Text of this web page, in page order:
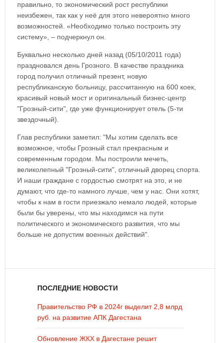
правильно, то экономический рост республики
неизбежен, так как у неё для этого невероятно много
возможностей. «Необходимо только построить эту
систему», – подчеркнул он.
Буквально несколько дней назад (05/10/2011 года)
праздновался день Грозного. В качестве праздника
город получил отличный презент, новую
республиканскую больницу, рассчитанную на 600 коек,
красивый новый мост и оригинальный бизнес-центр
"Грозный-сити", где уже функционирует отель (5-ти
звездочный).
Глав республики заметил: "Мы хотим сделать все
возможное, чтобы Грозный стал прекрасным и
современным городом. Мы построили мечеть,
великолепный "Грозный-сити", отличный дворец спорта.
И наши граждане с гордостью смотрят на это, и не
думают, что где-то намного лучше, чем у нас. Они хотят,
чтобы к нам в гости приезжало немало людей, которые
были бы уверены, что мы находимся на пути
политического и экономического развития, что мы
больше не допустим военных действий".
ПОСЛЕДНИЕ НОВОСТИ
Правительство РФ в 2024г выделит 2,8 млрд
руб. на развитие АПК Дагестана
Обновление ЖКХ в Дагестане решит